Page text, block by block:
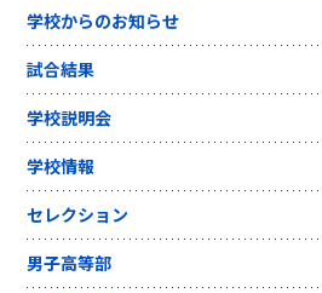
学校からのお知らせ
試合結果
学校説明会
学校情報
セレクション
男子高等部